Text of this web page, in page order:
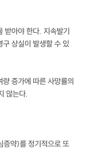
받아야 한다. 지속발기
상실이 발생할 수 있
증가에 따른 사망률의
않는다.
증약)를 정기적으로 또